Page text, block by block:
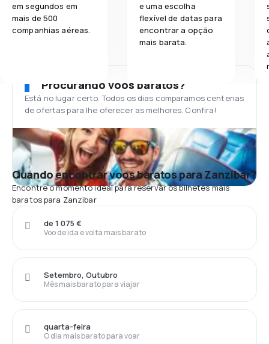
em segundos em
mais de 500
companhias aéreas.
e uma escolha
flexível de datas para
encontrar a opção
mais barata.
Procurando voos baratos?
Está no lugar certo. Todos os dias comparamos centenas
de ofertas para lhe oferecer as melhores. Confira!
Quando encontrar voos baratos para Zanzibar?
Encontre o momento ideal para reservar os bilhetes mais
baratos para Zanzibar
Voo de ida e volta mais barato
de 1 075 €
Mês mais barato para viajar
Setembro, Outubro
O dia mais barato para voar
quarta-feira